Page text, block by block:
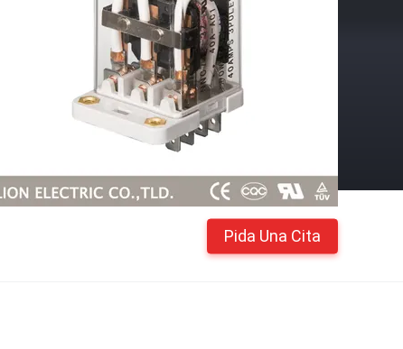
Pida Una Cita